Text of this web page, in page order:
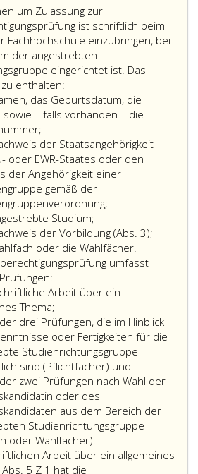
um Zulassung zur
ist schriftlich beim
Fachhochschule einzubringen, bei
der angestrebten
eingerichtet ist. Das
enthalten:
das Geburtsdatum, die
– falls vorhanden – die
der Staatsangehörigkeit
oder EWR-Staates oder den
der Angehörigkeit einer
gemäß der
Studium;
der Vorbildung (Abs. 3);
oder die Wahlfächer.
umfasst
Arbeit über ein
Thema;
drei Prüfungen, die im Hinblick
oder Fertigkeiten für die
Studienrichtungsgruppe
sind (Pflichtfächer) und
zwei Prüfungen nach Wahl der
oder des
aus dem Bereich der
Studienrichtungsgruppe
oder Wahlfächer).
Arbeit über ein allgemeines
5 Z 1 hat die